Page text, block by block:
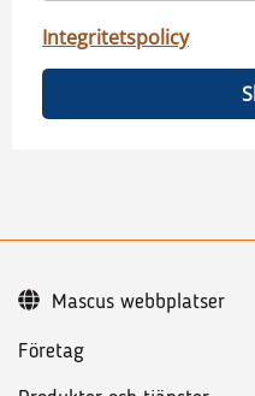
Integritetspolicy
Företag
Mascus webbplatser